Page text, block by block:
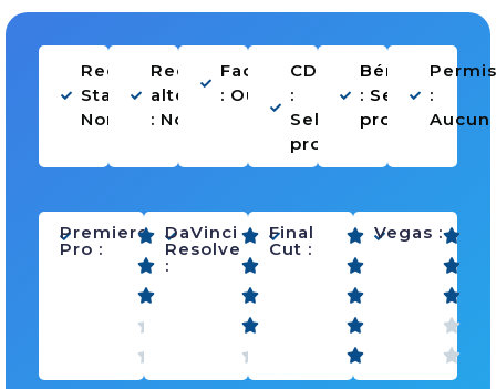
Recherche
Stage :
Non
Recherche
alternance
: Non
Facturation
: Oui
CDDU
:
Selon
projet
Bénévolat
: Selon
projet
Permis
:
Aucun
Premiere
Pro :
DaVinci
Resolve
:
Final
Cut :
Vegas :